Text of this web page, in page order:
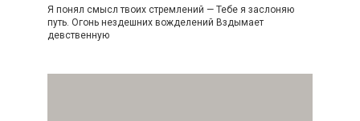
Я понял смысл твоих стремлений — Тебе я заслоняю
путь. Огонь нездешних вожделений Вздымает
девственную